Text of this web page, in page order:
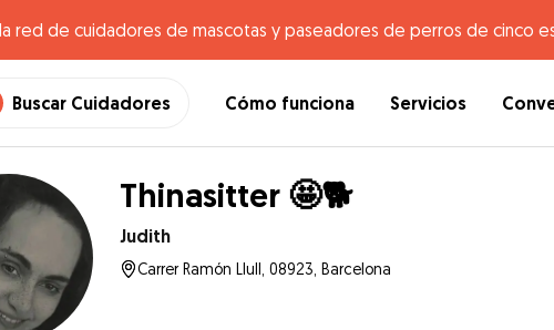
la red de cuidadores de mascotas y paseadores de perros de cinco
Buscar Cuidadores Cómo funciona Servicios
Thinasitter 🤩🐕
Judith
Carrer Ramón Llull, 08923, Barcelona